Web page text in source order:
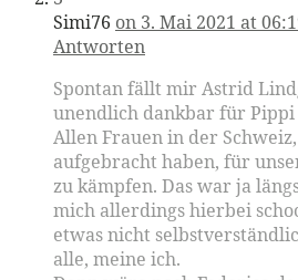
Simi76 on 3. Mai 2021 at
Antworten
Spontan fällt mir Astrid
unendlich dankbar für
Allen Frauen in der
aufgebracht haben, für
zu kämpfen. Das war ja
mich allerdings hierbei
etwas nicht
alle, meine ich.